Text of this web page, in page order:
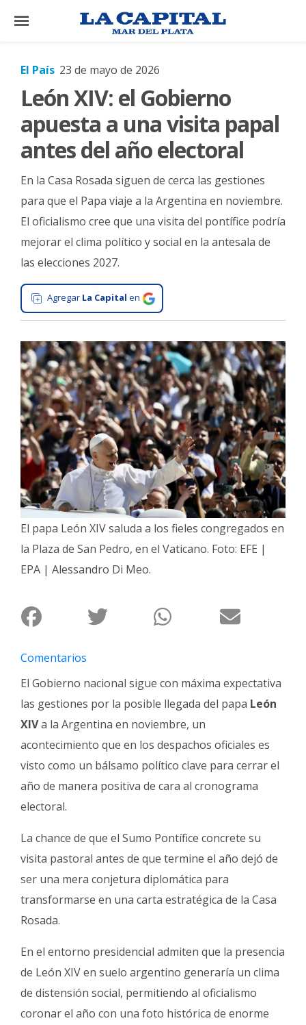
×
El
Mundo
La
Zona
Cultura
Tecnología
Salud
General
La
Ciudad
Deportes
Arte
y
Espectáculos
Policiales
Cartelera
Fotos
de
Familia
Fúnebres
El País 23 de mayo de 2026
León XIV: el Gobierno
apuesta a una visita papal
antes del año electoral
En la Casa Rosada siguen de cerca las gestiones
para que el Papa viaje a la Argentina en noviembre.
El oficialismo cree que una visita del pontífice podría
mejorar el clima político y social en la antesala de
las elecciones 2027.
Agregar La Capital en
El papa León XIV saluda a los fieles congregados en
la Plaza de San Pedro, en el Vaticano. Foto: EFE |
EPA | Alessandro Di Meo.
Comentarios
El Gobierno nacional sigue con máxima expectativa
las gestiones por la posible llegada del papa León
XIVa la Argentina en noviembre, un
acontecimiento que en los despachos oficiales es
visto como un bálsamo político clave para cerrar el
año de manera positiva de cara al cronograma
electoral.
La chance de que el Sumo Pontífice concrete su
visita pastoral antes de que termine el año dejó de
ser una mera conjetura diplomática para
transformarse en una carta estratégica de la Casa
Rosada.
En el entorno presidencial admiten que la presencia
de León XIV en suelo argentino generaría un clima
de distensión social, permitiendo al oficialismo
coronar el año con una foto histórica de enorme